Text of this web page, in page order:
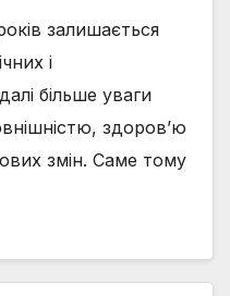
залишається
і
більше уваги
здоров’ю
змін. Саме тому